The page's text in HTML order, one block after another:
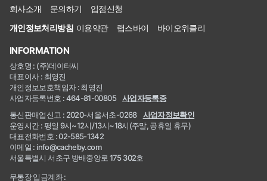
회사소개 문의하기
입점신청
개인정보처리방침 이용약관 랩스바이 바이오위클리
INFORMATION
상호명 : (주)데이터씨
대표이사 : 최영진
개인정보보호책임자 : 최영진
사업자등록번호 : 464-81-00805
사업자등록증
통신판매업신고 : 2020-서울서초-0268
사업자정보확인
운영시간 : 평일 9시~12시/13시~18시(주말, 공휴일 휴무)
대표전화번호 : 02-585-1342
이메일 : info@cacheby.com
서울특별시 서초구 방배중앙로 175 302호
무통장 입금계좌 :